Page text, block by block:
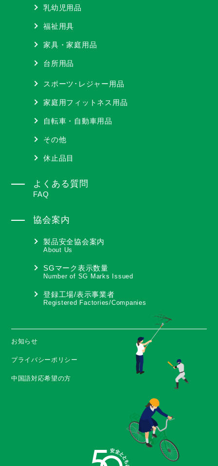
乳幼児用品
福祉用具
家具・家庭用品
台所用品
スポーツ･レジャー用品
家庭用フィットネス用品
自転車・自動車用品
その他
休止品目
よくある質問
FAQ
協会案内
製品安全協会案内
About Us
SGマーク表示数量
Number of SG Marks Issued
登録工場/表示事業者
Registered Factories/Companies
お知らせ
プライバシーポリシー
中国語対応希望の方